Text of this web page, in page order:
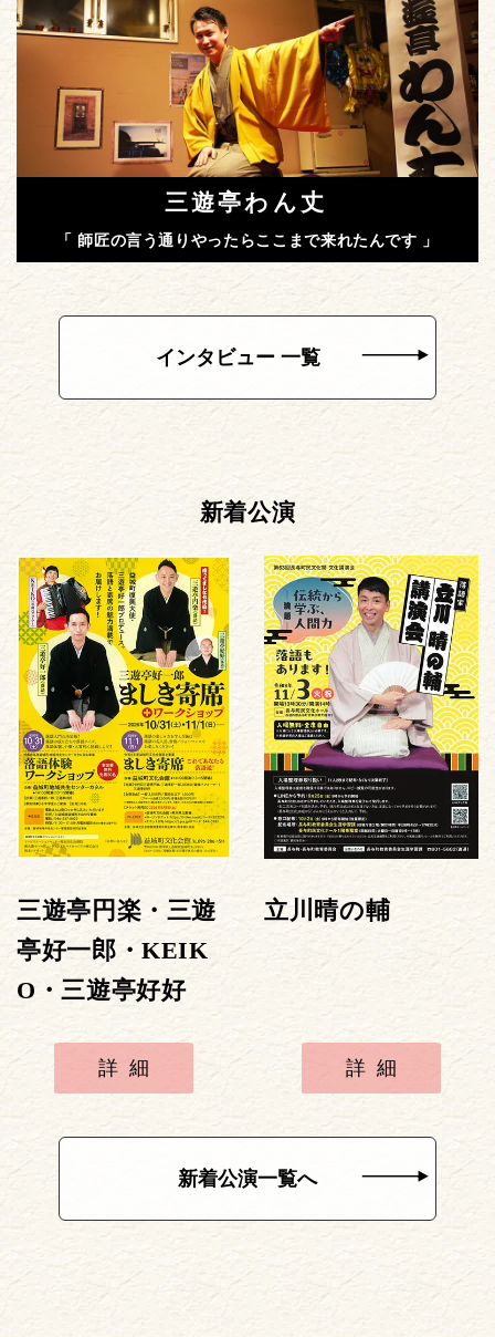
三遊亭わん丈
「 師匠の言う通りやったらここまで来れたんです 」
インタビュー 一覧
新着公演
三遊亭円楽・三遊
亭好一郎・KEIK
O・三遊亭好好
詳細
立川晴の輔
詳細
新着公演一覧へ